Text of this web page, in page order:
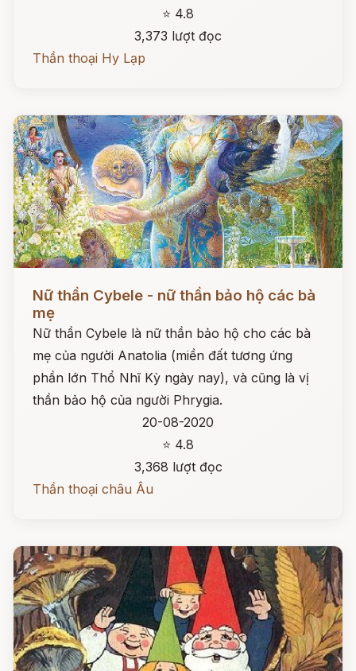
⭐ 4.8
3,373 lượt đọc
Thần thoại Hy Lạp
Nữ thần Cybele - nữ thần bảo hộ các bà
mẹ
Nữ thần Cybele là nữ thần bảo hộ cho các bà
mẹ của người Anatolia (miền đất tương ứng
phần lớn Thổ Nhĩ Kỳ ngày nay), và cũng là vị
thần bảo hộ của người Phrygia.
20-08-2020
⭐ 4.8
3,368 lượt đọc
Thần thoại châu Âu